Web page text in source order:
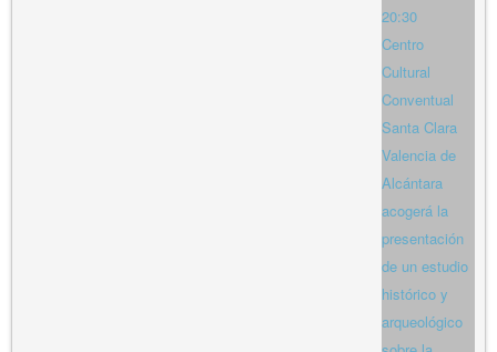
20:30
Centro
Cultural
Conventual
Santa Clara
Valencia de
Alcántara
acogerá la
presentación
de un estudio
histórico y
arqueológico